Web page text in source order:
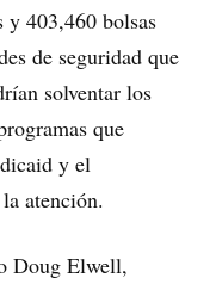
y 403,460 bolsas
de seguridad que
solventar los
que
y el
atención.
Doug Elwell,